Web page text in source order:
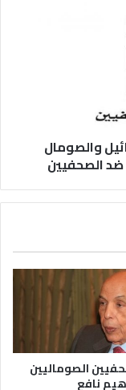
والصومال
ضد الصحفيين
الصوماليين
نافع